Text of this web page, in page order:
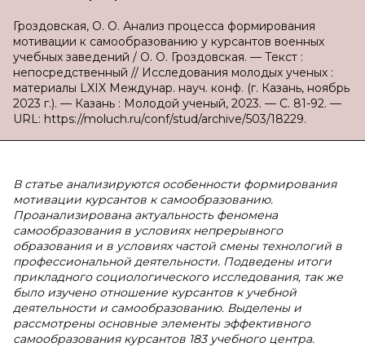
Гроздовская, О. О. Анализ процесса формирования
мотивации к самообразованию у курсантов военных
учебных заведений / О. О. Гроздовская. — Текст :
непосредственный // Исследования молодых ученых :
материалы LXIX Междунар. науч. конф. (г. Казань, ноябрь
2023 г.). — Казань : Молодой ученый, 2023. — С. 81-92. —
URL: https://moluch.ru/conf/stud/archive/503/18229.
В статье анализируются особенности формирования
мотивации курсантов к самообразованию.
Проанализирована актуальность феномена
самообразования в условиях непрерывного
образования и в условиях частой смены технологий в
профессиональной деятельности. Подведены итоги
прикладного социологического исследования, так же
было изучено отношение курсантов к учебной
деятельности и самообразованию. Выделены и
рассмотрены основные элементы эффективного
самообразования курсантов 183 учебного центра.